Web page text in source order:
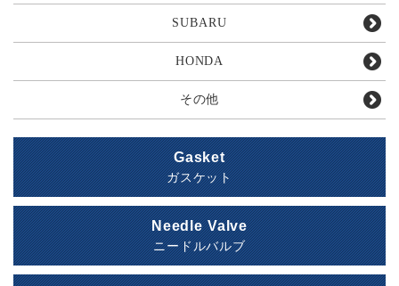
SUBARU
HONDA
その他
Gasket
ガスケット
Needle Valve
ニードルバルブ